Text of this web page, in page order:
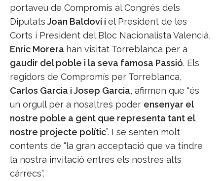
portaveu de Compromís al Congrés dels
Diputats Joan Baldoví i el President de les
Corts i President del Bloc Nacionalista Valencià,
Enric Morera han visitat Torreblanca per a
gaudir del poble i la seva famosa Passió. Els
regidors de Compromís per Torreblanca,
Carlos Garcia i Josep Garcia, afirmen que “és
un orgull per a nosaltres poder ensenyar el
nostre poble a gent que representa tant el
nostre projecte polític”. I se senten molt
contents de “la gran acceptació que va tindre
la nostra invitació entres els nostres alts
càrrecs”.